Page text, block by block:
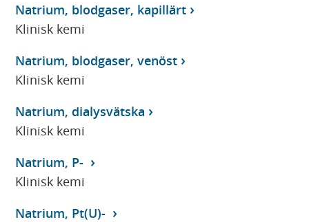
Natrium, blodgaser, kapillärt
Klinisk kemi
Natrium, blodgaser, venöst
Klinisk kemi
Natrium, dialysvätska
Klinisk kemi
Natrium, P-
Klinisk kemi
Natrium, Pt(U)-